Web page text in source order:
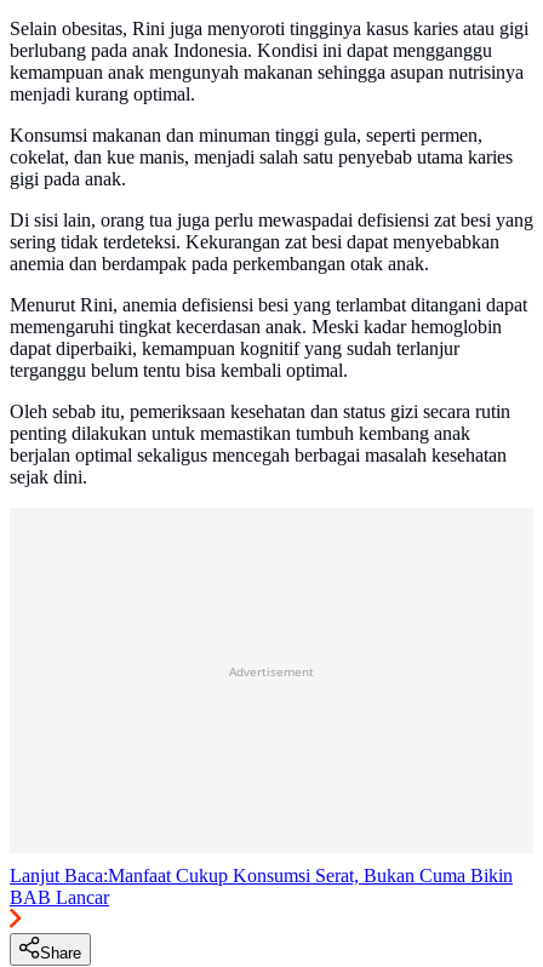
Selain obesitas, Rini juga menyoroti tingginya kasus karies atau gigi
berlubang pada anak Indonesia. Kondisi ini dapat mengganggu
kemampuan anak mengunyah makanan sehingga asupan nutrisinya
menjadi kurang optimal.
Konsumsi makanan dan minuman tinggi gula, seperti permen,
cokelat, dan kue manis, menjadi salah satu penyebab utama karies
gigi pada anak.
Di sisi lain, orang tua juga perlu mewaspadai defisiensi zat besi yang
sering tidak terdeteksi. Kekurangan zat besi dapat menyebabkan
anemia dan berdampak pada perkembangan otak anak.
Menurut Rini, anemia defisiensi besi yang terlambat ditangani dapat
memengaruhi tingkat kecerdasan anak. Meski kadar hemoglobin
dapat diperbaiki, kemampuan kognitif yang sudah terlanjur
terganggu belum tentu bisa kembali optimal.
Oleh sebab itu, pemeriksaan kesehatan dan status gizi secara rutin
penting dilakukan untuk memastikan tumbuh kembang anak
berjalan optimal sekaligus mencegah berbagai masalah kesehatan
sejak dini.
Advertisement
Lanjut Baca:Manfaat Cukup Konsumsi Serat, Bukan Cuma Bikin
BAB Lancar
Share